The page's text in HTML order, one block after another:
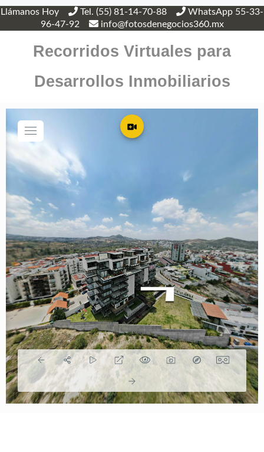
Llámanos Hoy Tel. (55) 81-14-70-88
WhatsApp 55-33-
96-47-92
info@fotosdenegocios360.mx
Recorridos Virtuales para
Desarrollos Inmobiliarios